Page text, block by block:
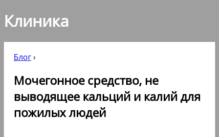
Клиника
Блог›
Мочегонное средство, не
выводящее кальций и калий для
пожилых людей